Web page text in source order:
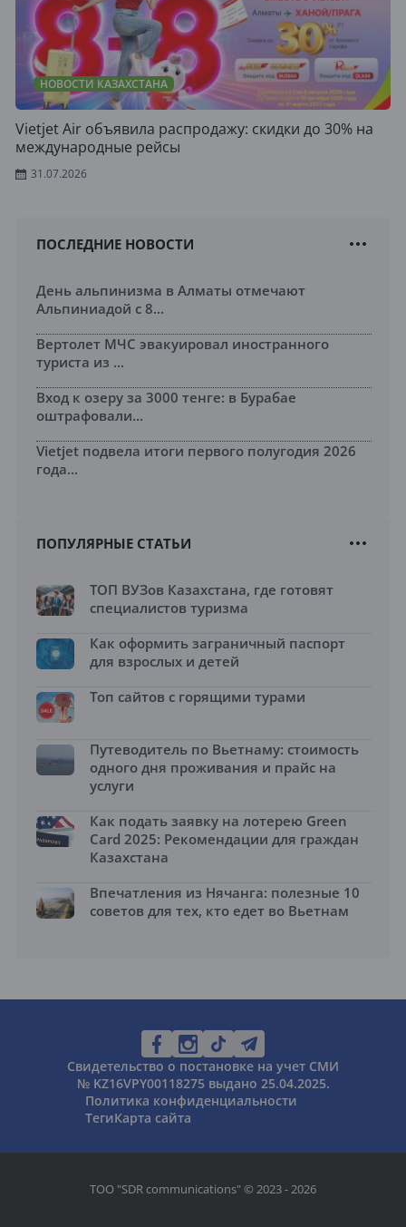
НОВОСТИ КАЗАХСТАНА
Vietjet Air объявила распродажу: скидки до 30% на
международные рейсы
31.07.2026
ПОСЛЕДНИЕ НОВОСТИ
День альпинизма в Алматы отмечают
Альпиниадой с 8...
Вертолет МЧС эвакуировал иностранного
туриста из ...
Вход к озеру за 3000 тенге: в Бурабае
оштрафовали...
Vietjet подвела итоги первого полугодия 2026
года...
ПОПУЛЯРНЫЕ СТАТЬИ
ТОП ВУЗов Казахстана, где готовят
специалистов туризма
Как оформить заграничный паспорт
для взрослых и детей
Топ сайтов с горящими турами
Путеводитель по Вьетнаму: стоимость
одного дня проживания и прайс на
услуги
Как подать заявку на лотерею Green
Card 2025: Рекомендации для граждан
Казахстана
Впечатления из Нячанга: полезные 10
советов для тех, кто едет во Вьетнам
Свидетельство о постановке на учет СМИ
№ KZ16VPY00118275 выдано 25.04.2025.
Политика конфиденциальности
ТегиКарта сайта
ТОО "SDR communications" © 2023 - 2026